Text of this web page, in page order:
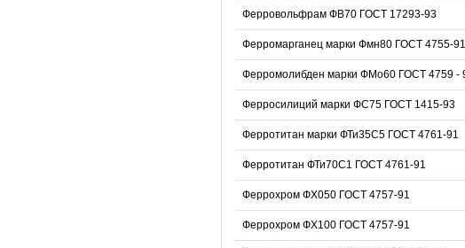
Ферровольфрам ФВ70 ГОСТ 17293-93
Ферромарганец марки Фмн80 ГОСТ 4755-91
Ферромолибден марки ФМо60 ГОСТ 4759 -
Ферросилиций марки ФС75 ГОСТ 1415-93
Ферротитан марки ФТи35С5 ГОСТ 4761-91
Ферротитан ФТи70С1 ГОСТ 4761-91
Феррохром ФХ050 ГОСТ 4757-91
Феррохром ФХ100 ГОСТ 4757-91